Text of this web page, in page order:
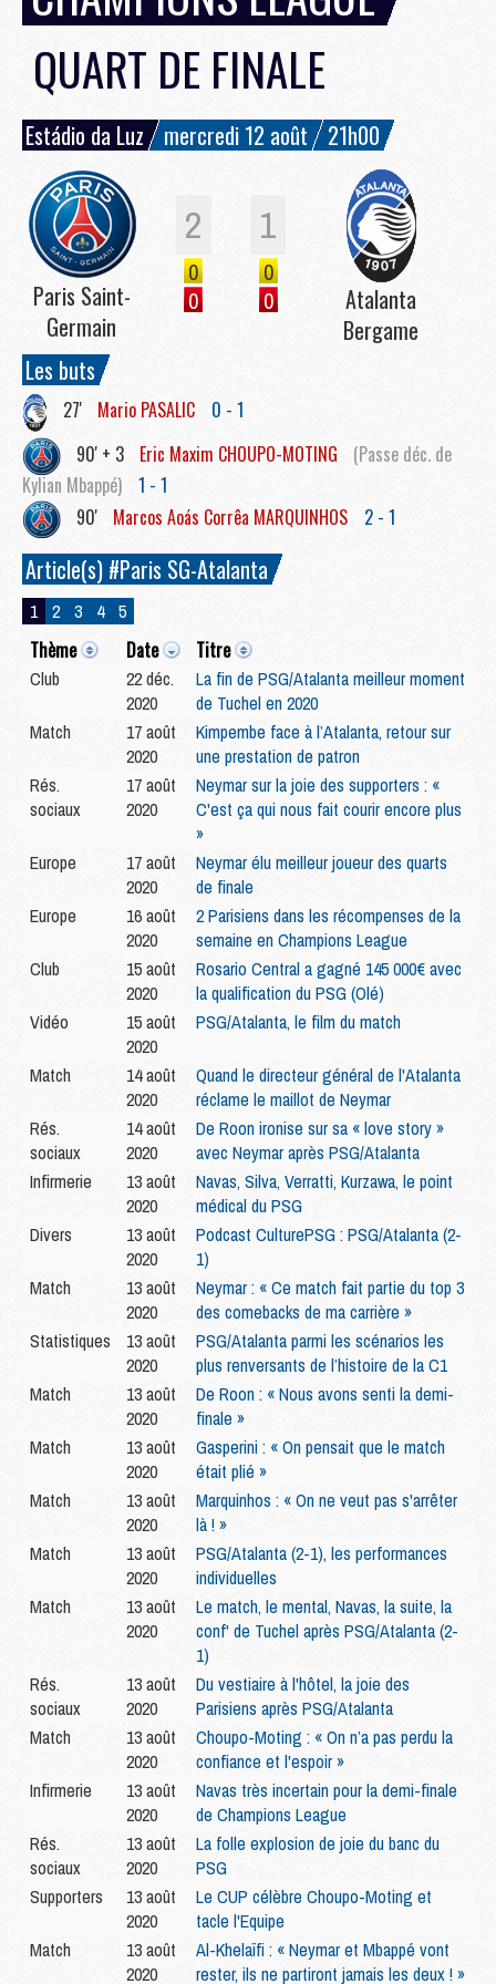
QUART DE FINALE
Estádio da Luz mercredi 12 août 21h00
Paris Saint-
Germain
2 1
0
0
0
0
Atalanta
Bergame
Les buts
27' Mario PASALIC
0 - 1
90' + 3
Eric Maxim CHOUPO-MOTING
(Passe déc. de
Kylian Mbappé)
1 - 1
90'
Marcos Aoás Corrêa MARQUINHOS 2 - 1
Article(s) #Paris SG-Atalanta
1 2 3 4 5
Thème Date Titre
Club
22 déc.
2020
La fin de PSG/Atalanta meilleur moment
de Tuchel en 2020
Match
17 août
2020
Kimpembe face à l’Atalanta, retour sur
une prestation de patron
Rés.
sociaux
17 août
2020
Neymar sur la joie des supporters : «
C'est ça qui nous fait courir encore plus
»
Europe
17 août
2020
Neymar élu meilleur joueur des quarts
de finale
Europe
16 août
2020
2 Parisiens dans les récompenses de la
semaine en Champions League
Club
15 août
2020
Rosario Central a gagné 145 000€ avec
la qualification du PSG (Olé)
Vidéo
15 août
2020
PSG/Atalanta, le film du match
Match
14 août
2020
Quand le directeur général de l'Atalanta
réclame le maillot de Neymar
Rés.
sociaux
14 août
2020
De Roon ironise sur sa « love story »
avec Neymar après PSG/Atalanta
Infirmerie
13 août
2020
Navas, Silva, Verratti, Kurzawa, le point
médical du PSG
Divers
13 août
2020
Podcast CulturePSG : PSG/Atalanta (2-
1)
Match
13 août
2020
Neymar : « Ce match fait partie du top 3
des comebacks de ma carrière »
Statistiques
13 août
2020
PSG/Atalanta parmi les scénarios les
plus renversants de l’histoire de la C1
Match
13 août
2020
De Roon : « Nous avons senti la demi-
finale »
Match
13 août
2020
Gasperini : « On pensait que le match
était plié »
Match
13 août
2020
Marquinhos : « On ne veut pas s'arrêter
là ! »
Match
13 août
2020
PSG/Atalanta (2-1), les performances
individuelles
Match
13 août
2020
Le match, le mental, Navas, la suite, la
conf' de Tuchel après PSG/Atalanta (2-
1)
Rés.
sociaux
13 août
2020
Du vestiaire à l'hôtel, la joie des
Parisiens après PSG/Atalanta
Match
13 août
2020
Choupo-Moting : « On n’a pas perdu la
confiance et l'espoir »
Infirmerie
13 août
2020
Navas très incertain pour la demi-finale
de Champions League
Rés.
sociaux
13 août
2020
La folle explosion de joie du banc du
PSG
Supporters
13 août
2020
Le CUP célèbre Choupo-Moting et
tacle l'Equipe
Match
13 août
2020
Al-Khelaïfi : « Neymar et Mbappé vont
rester, ils ne partiront jamais les deux ! »